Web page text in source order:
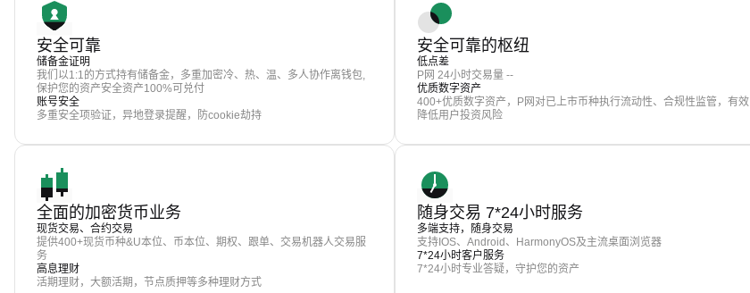
安全可靠
储备金证明
我们以1:1的方式持有储备金，多重加密冷、热、温、多人协作离钱包,
保护您的资产安全资产100%可兑付
账号安全
多重安全项验证，异地登录提醒，防cookie劫持
安全可靠的枢纽
低点差
P网 24小时交易量 --
优质数字资产
400+优质数字资产，P网对已上市币种执行流动性、合规性监管，有效
降低用户投资风险
全面的加密货币业务
现货交易、合约交易
提供400+现货币种&U本位、币本位、期权、跟单、交易机器人交易服
务
高息理财
活期理财，大额活期，节点质押等多种理财方式
随身交易 7*24小时服务
多端支持，随身交易
支持IOS、Android、HarmonyOS及主流桌面浏览器
7*24小时客户服务
7*24小时专业答疑，守护您的资产